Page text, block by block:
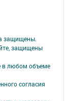
защищены.
защищены
в любом объеме
согласия